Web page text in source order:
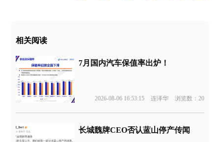
相关阅读
7月国内汽车保值率出炉！
2026-08-06 16:53:15 连泽华 浏览数：20
长城魏牌CEO否认蓝山停产传闻